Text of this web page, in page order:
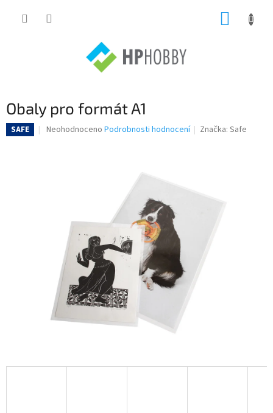
Obaly pro formát A1
SAFE
Průměrné
Neohodnoceno Podrobnosti hodnocení Značka:Safe